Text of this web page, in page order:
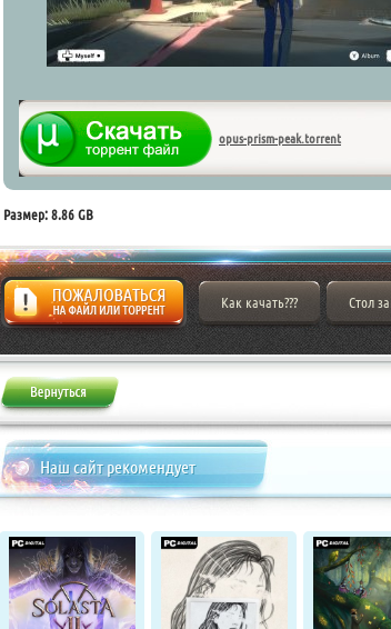
opus-prism-peak.torrent
Размер: 8.86 GB
Жалоба
Как качать??? Стол
Наш сайт рекомендует